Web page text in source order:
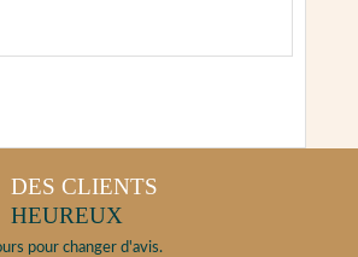
DES CLIENTS
HEUREUX
pour changer d'avis.